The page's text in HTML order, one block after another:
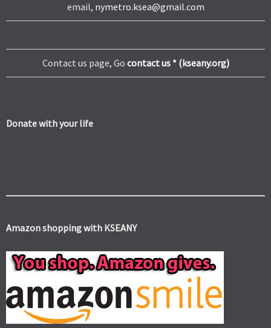
email, nymetro.ksea@gmail.com
Contact us page, Go contact us * (kseany.org)
Donate with your life
Amazon shopping with KSEANY